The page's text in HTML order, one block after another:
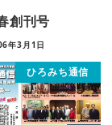
創刊号
年3月1日
ひろみち通信